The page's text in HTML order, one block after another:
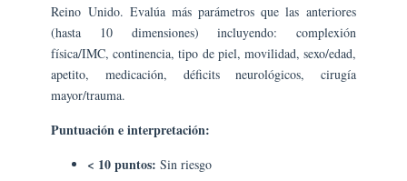
Reino Unido. Evalúa más parámetros que las anteriores
(hasta 10 dimensiones) incluyendo: complexión
física/IMC, continencia, tipo de piel, movilidad, sexo/edad,
apetito, medicación, déficits neurológicos, cirugía
mayor/trauma.
Puntuación e interpretación:
< 10 puntos: Sin riesgo